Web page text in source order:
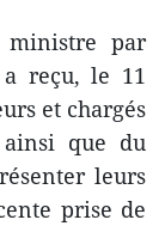
par
reçu, le 11
et chargés
ainsi que du
leurs
prise de